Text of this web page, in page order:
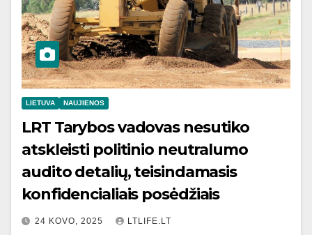
LIETUVA NAUJIENOS
LRT Tarybos vadovas nesutiko
atskleisti politinio neutralumo
audito detalių, teisindamasis
konfidencialiais posėdžiais
24 KOVO, 2025 LTLIFE.LT